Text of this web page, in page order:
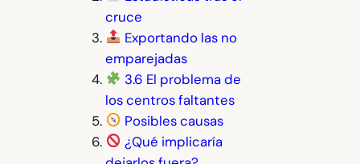
cruce
Exportando las no
emparejadas
3.6 El problema de
los centros faltantes
Posibles causas
¿Qué implicaría